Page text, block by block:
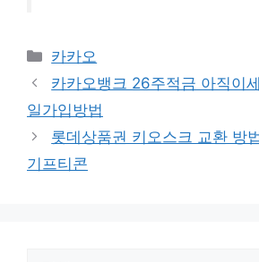
카
테
리
카카오
카카오뱅크 26주적금 아직이
일가입방법
롯데상품권 키오스크 교환 방
기프티콘